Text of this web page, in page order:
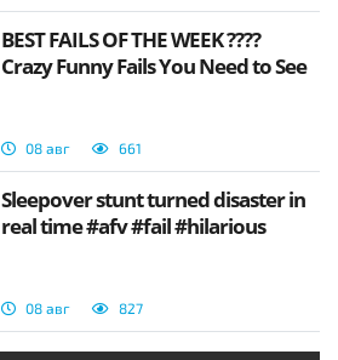
BEST FAILS OF THE WEEK ????
Crazy Funny Fails You Need to See
08 авг 661
Sleepover stunt turned disaster in
real time #afv #fail #hilarious
08 авг 827